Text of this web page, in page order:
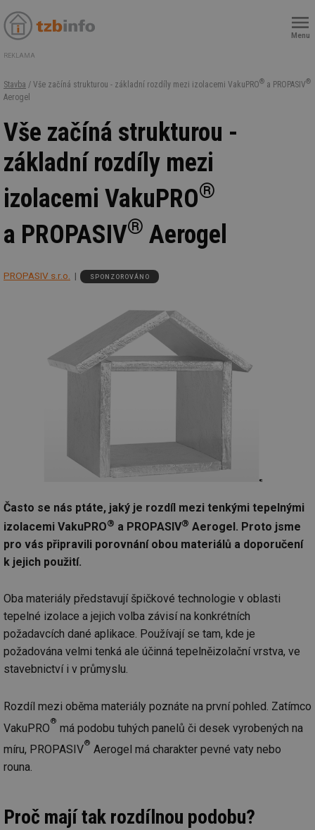
Menu
REKLAMA
Stavba / Vše začíná strukturou - základní rozdíly mezi izolacemi VakuPRO® a PROPASIV®
Aerogel
Vše začíná strukturou -
základní rozdíly mezi
izolacemi VakuPRO®
a PROPASIV® Aerogel
PROPASIV s.r.o. SPONZOROVÁNO
Často se nás ptáte, jaký je rozdíl mezi tenkými tepelnými
izolacemi VakuPRO® a PROPASIV® Aerogel. Proto jsme
pro vás připravili porovnání obou materiálů a doporučení
k jejich použití.
Oba materiály představují špičkové technologie v oblasti
tepelné izolace a jejich volba závisí na konkrétních
požadavcích dané aplikace. Používají se tam, kde je
požadována velmi tenká ale účinná tepelněizolační vrstva, ve
stavebnictví i v průmyslu.
Rozdíl mezi oběma materiály poznáte na první pohled. Zatímco
VakuPRO
®
má podobu tuhých panelů či desek vyrobených na
míru, PROPASIV
®
Aerogel má charakter pevné vaty nebo
rouna.
Proč mají tak rozdílnou podobu?